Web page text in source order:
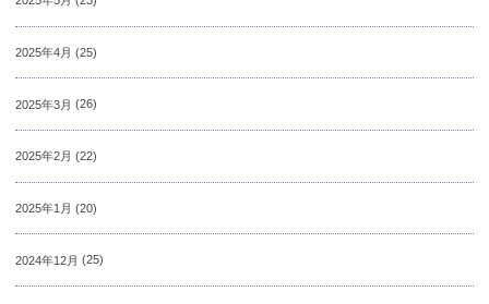
2025年4月 (25)
2025年3月 (26)
2025年2月 (22)
2025年1月 (20)
2024年12月 (25)